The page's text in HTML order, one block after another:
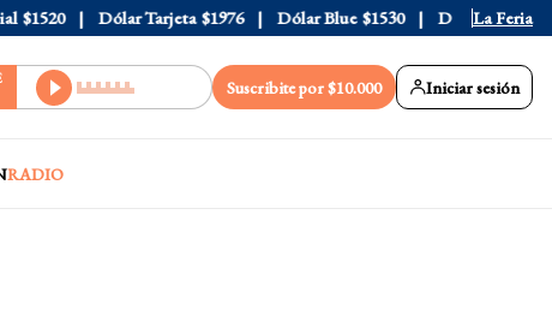
Dólar Tarjeta $1976 Dólar Blue $1530 Dólar CCL $1577.3
La Feria
Suscribite por $10.000 Iniciar sesión
RADIO